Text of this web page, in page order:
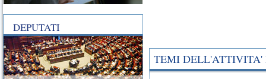
TEMI DELL'ATTIVITA'
DEPUTATI